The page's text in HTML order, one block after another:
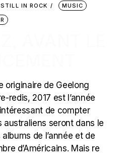
STILL IN ROCK
MUSIC
originaire de Geelong
redis, 2017 est l’année
de compter
australiens seront dans le
de l’année et de
d’Américains. Mais re